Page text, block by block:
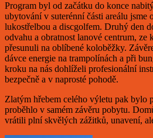
Program byl od začátku do konce
ubytování v suterénní části areálu jsme
lukostřelbou a discgolfem. Druhý den
odvahu a obratnost lanové centrum, ze
přesunuli na oblíbené koloběžky.
dávce energie na trampolínách a při
kroku na nás dohlíželi profesionální
bezpečně a v naprosté pohodě.
Zlatým hřebem celého výletu pak bylo
proběhlo v samém závěru pobytu.
vrátili plní skvělých zážitků, unavení,